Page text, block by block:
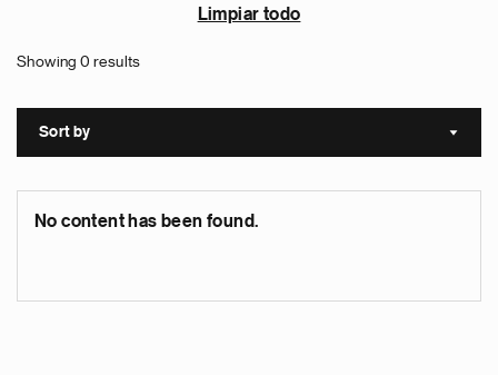
Limpiar todo
Showing 0 results
Sort by Sort
No content has been found.